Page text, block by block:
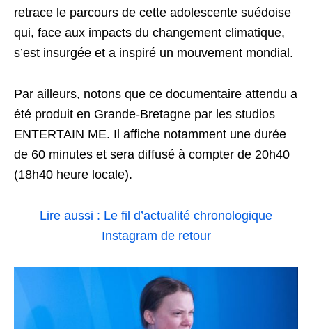
retrace le parcours de cette adolescente suédoise
qui, face aux impacts du changement climatique,
s’est insurgée et a inspiré un mouvement mondial.
Par ailleurs, notons que ce documentaire attendu a
été produit en Grande-Bretagne par les studios
ENTERTAIN ME. Il affiche notamment une durée
de 60 minutes et sera diffusé à compter de 20h40
(18h40 heure locale).
Lire aussi : Le fil d’actualité chronologique
Instagram de retour